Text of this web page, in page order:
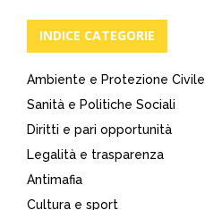
INDICE CATEGORIE
Ambiente e Protezione Civile
Sanità e Politiche Sociali
Diritti e pari opportunità
Legalità e trasparenza
Antimafia
Cultura e sport